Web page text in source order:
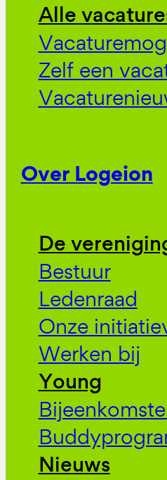
Alle
Zelf een
Over Logeion
De
Bestuur
Ledenraad
Onze
Werken bij
Young
Nieuws